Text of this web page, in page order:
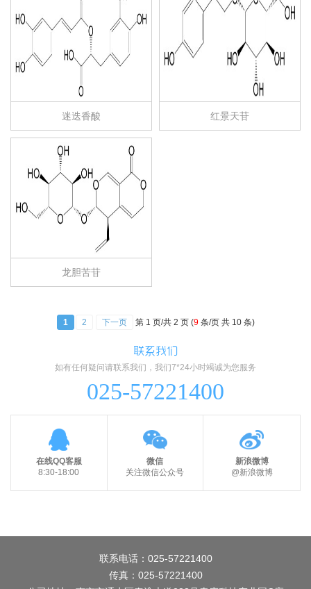
迷迭香酸 红景天苷
龙胆苦苷
1 2 下一页 第 1 页/共 2 页 (9 条/页 共 10 条)
联系我们
如有任何疑问请联系我们，我们7*24小时竭诚为您服务
025-57221400
在线QQ客服
8:30-18:00
微信
关注微信公众号
新浪微博
@新浪微博
联系电话：025-57221400
传真：025-57221400